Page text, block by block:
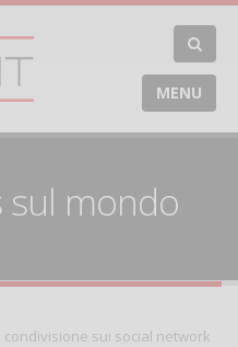
MENU
sul mondo
sui social network